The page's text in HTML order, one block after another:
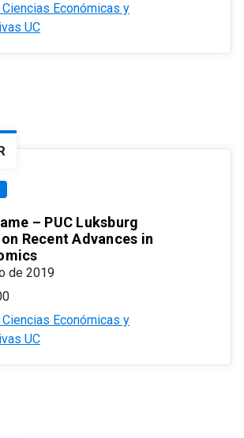
Económicas y
UC
– PUC Luksburg
Recent Advances in
de 2019
Económicas y
UC